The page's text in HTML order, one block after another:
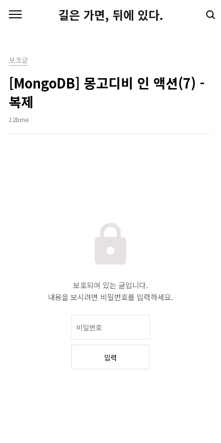
길은 가면, 뒤에 있다.
보호글
[MongoDB] 몽고디비 인 액션(7) -
복제
12bme
보호되어 있는 글입니다.
내용을 보시려면 비밀번호를 입력하세요.
입력